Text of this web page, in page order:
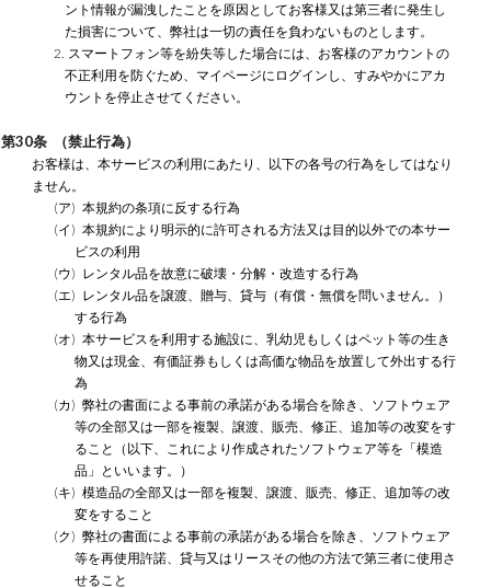
ント情報が漏洩したことを原因としてお客様又は第三者に発生し
た損害について、弊社は一切の責任を負わないものとします。
2. スマートフォン等を紛失等した場合には、お客様のアカウントの
不正利用を防ぐため、マイページにログインし、すみやかにアカ
ウントを停止させてください。
第30条 （禁止行為）
お客様は、本サービスの利用にあたり、以下の各号の行為をしてはなり
ません。
(ア) 本規約の条項に反する行為
(イ) 本規約により明示的に許可される方法又は目的以外での本サー
ビスの利用
(ウ) レンタル品を故意に破壊・分解・改造する行為
(エ) レンタル品を譲渡、贈与、貸与（有償・無償を問いません。）
する行為
(オ) 本サービスを利用する施設に、乳幼児もしくはペット等の生き
物又は現金、有価証券もしくは高価な物品を放置して外出する行
為
(カ) 弊社の書面による事前の承諾がある場合を除き、ソフトウェア
等の全部又は一部を複製、譲渡、販売、修正、追加等の改変をす
ること（以下、これにより作成されたソフトウェア等を「模造
品」といいます。）
(キ) 模造品の全部又は一部を複製、譲渡、販売、修正、追加等の改
変をすること
(ク) 弊社の書面による事前の承諾がある場合を除き、ソフトウェア
等を再使用許諾、貸与又はリースその他の方法で第三者に使用さ
せること